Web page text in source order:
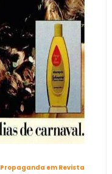
Propaganda em Revista